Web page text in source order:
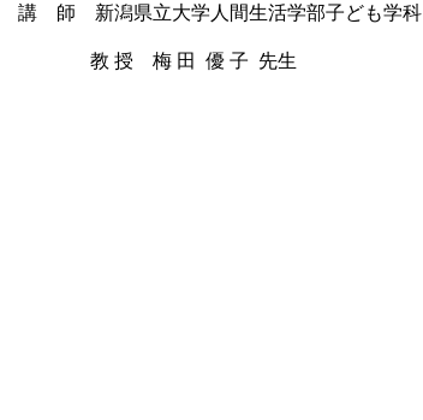
講 師 新潟県立大学人間生活学部子ども学科
教 授 梅 田 優 子 先生